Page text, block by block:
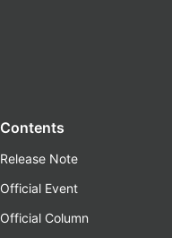
Contents
Release Note
Official Event
Official Column